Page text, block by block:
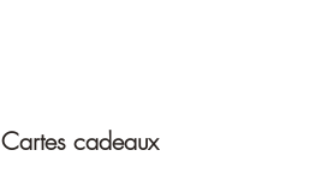
Cartes cadeaux